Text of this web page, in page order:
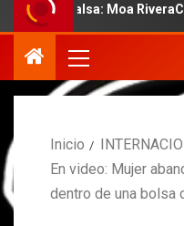
Moa RiveraComunicado
Inicio
En video: Mujer
dentro de una bolsa